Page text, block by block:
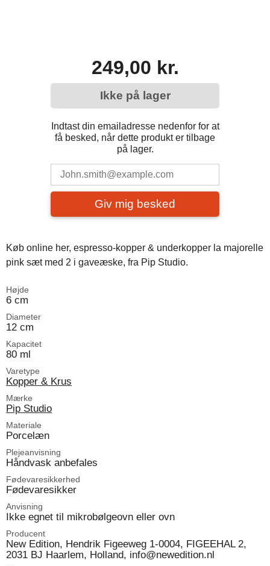
249,00 kr.
Ikke på lager
Indtast din emailadresse nedenfor for at
få besked, når dette produkt er tilbage
på lager.
Giv mig besked
Køb online her, espresso-kopper & underkopper la majorelle
pink sæt med 2 i gaveæske, fra Pip Studio.
Højde
6 cm
Diameter
12 cm
Kapacitet
80 ml
Varetype
Kopper & Krus
Mærke
Pip Studio
Materiale
Porcelæn
Plejeanvisning
Håndvask anbefales
Fødevaresikkerhed
Fødevaresikker
Anvisning
Ikke egnet til mikrobølgeovn eller ovn
Producent
New Edition, Hendrik Figeeweg 1-0004, FIGEEHAL 2,
2031 BJ Haarlem, Holland, info@newedition.nl